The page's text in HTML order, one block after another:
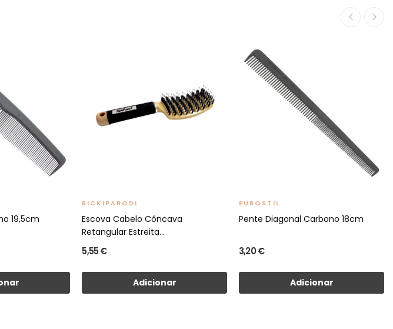
19,5cm
RICKIPARODI
Escova Cabelo Côncava
Retangular Estreita...
5,55 €
Adicionar
EUROSTIL
Pente Diagonal Carbono 18cm
3,20 €
Adicionar